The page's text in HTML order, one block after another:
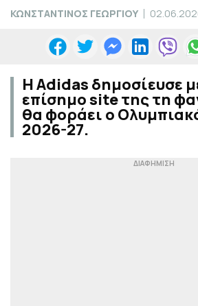
ΚΩΝΣΤΑΝΤΙΝΟΣ ΓΕΩΡΓΙΟΥ
Η Adidas δημοσίευσε
επίσημο site της τη
θα φοράει ο
2026-27.